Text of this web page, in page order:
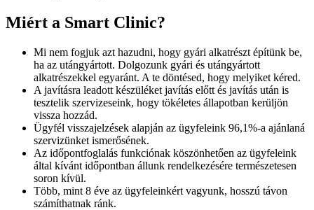
Miért a Smart Clinic?
Mi nem fogjuk azt hazudni, hogy gyári alkatrészt építünk be,
ha az utángyártott. Dolgozunk gyári és utángyártott
alkatrészekkel egyaránt. A te döntésed, hogy melyiket kéred.
A javításra leadott készüléket javítás előtt és javítás után is
tesztelik szervizeseink, hogy tökéletes állapotban kerüljön
vissza hozzád.
Ügyfél visszajelzések alapján az ügyfeleink 96,1%-a ajánlaná
szervizünket ismerősének.
Az időpontfoglalás funkciónak köszönhetően az ügyfeleink
által kívánt időpontban állunk rendelkezésére természetesen
soron kívül.
Több, mint 8 éve az ügyfeleinkért vagyunk, hosszú távon
számíthatnak ránk.